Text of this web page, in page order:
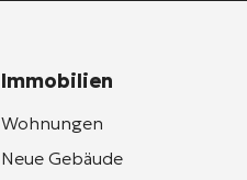
Immobilien
Wohnungen
Neue Gebäude